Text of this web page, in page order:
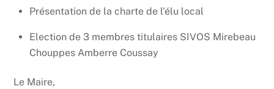
Présentation de la charte de l’élu local
Election de 3 membres titulaires SIVOS Mirebeau
Chouppes Amberre Coussay
Le Maire,